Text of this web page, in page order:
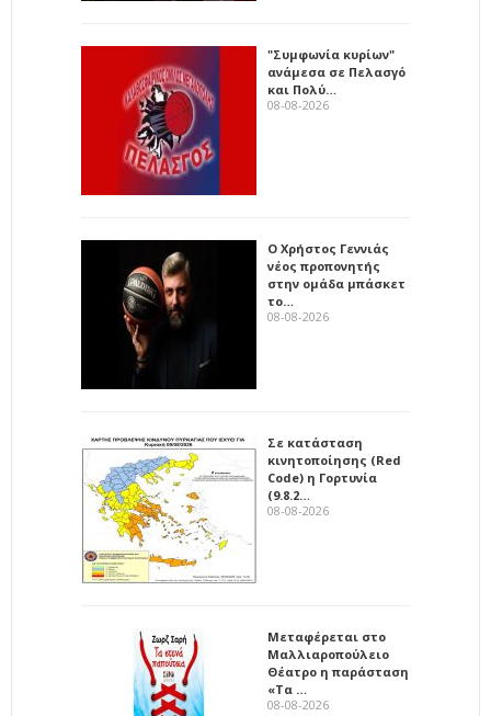
"Συμφωνία κυρίων"
ανάμεσα σε Πελασγό
και Πολύ…
08-08-2026
Ο Χρήστος Γεννιάς
νέος προπονητής
στην ομάδα μπάσκετ
το…
08-08-2026
Σε κατάσταση
κινητοποίησης (Red
Code) η Γορτυνία
(9.8.2…
08-08-2026
Μεταφέρεται στο
Μαλλιαροπούλειο
Θέατρο η παράσταση
«Τα …
08-08-2026